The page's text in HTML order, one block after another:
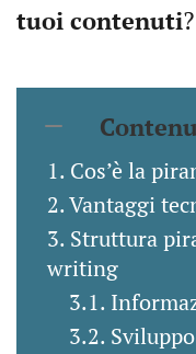
tuoi contenuti?
Cos’è la
Vantaggi
Struttura
writing